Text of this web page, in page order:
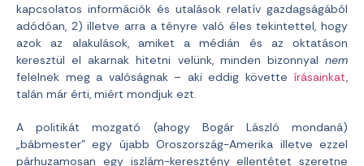
kapcsolatos információk és utalások relatív gazdagságából
adódóan, 2) illetve arra a tényre való éles tekintettel, hogy
azok az alakulások, amiket a médián és az oktatáson
keresztül el akarnak hitetni velünk, minden bizonnyal nem
felelnek meg a valóságnak – aki eddig követte írásainkat,
talán már érti, miért mondjuk ezt.
A politikát mozgató (ahogy Bogár László mondaná)
„bábmester” egy újabb Oroszország-Amerika illetve ezzel
párhuzamosan egy iszlám-keresztény ellentétet szeretne